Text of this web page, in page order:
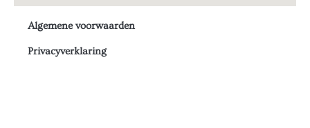
Algemene voorwaarden
Privacyverklaring